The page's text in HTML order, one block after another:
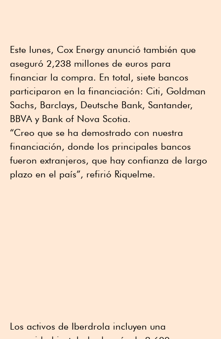
Este lunes, Cox Energy anunció también que
aseguró 2,238 millones de euros para
financiar la compra. En total, siete bancos
participaron en la financiación: Citi, Goldman
Sachs, Barclays, Deutsche Bank, Santander,
BBVA y Bank of Nova Scotia.
“Creo que se ha demostrado con nuestra
financiación, donde los principales bancos
fueron extranjeros, que hay confianza de largo
plazo en el país”, refirió Riquelme.
Los activos de Iberdrola incluyen una